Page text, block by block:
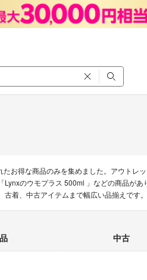
お得な商品のみを集めました。アウトレ
のウモプラス 500ml 」などの商品が
着、中古アイテムまで幅広い品揃えです。
中古